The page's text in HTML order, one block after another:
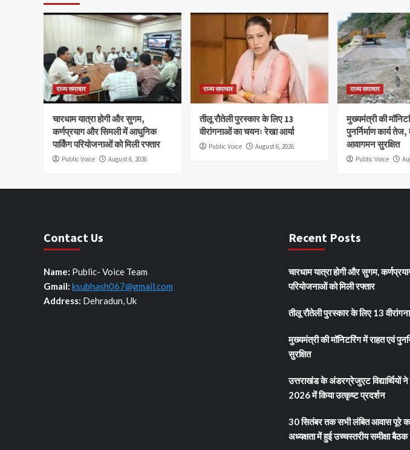
राज्य समाचार
चारधाम यात्रा होगी और सुगम,
कर्णप्रयाग और सिमली में आधुनिक
पार्किंग परियोजनाओं को मिली रफ्तार
Public Voice August 6, 2026
राज्य समाचार
तीलू रौतेली पुरस्कार के लिए 13
वीरांगनाओं का चयनः रेखा आर्या
Public Voice August 6, 2026
राज्य समाचार
मुख्यमंत्री की
पुनर्निर्माण कार्य
आवागमन सुरक्षित
Public Voice
Contact Us
Name: Public- Voice Team
Gmail: ksubhash067@gmail.com
Address: Dehradun, Uk
Recent Posts
चारधाम यात्रा होगी और सुगम,
परियोजनाओं को मिली रफ्तार
तीलू रौतेली पुरस्कार के लिए 13
मुख्यमंत्री की मॉनिटरिंग में राहत एवं
सुरक्षित
उत्तराखंड के अंडरग्रेजुएट
2026 में किया उत्कृष्ट प्रदर्शन
30 सितंबर तक सभी लंबित आवास पूरे
अध्यक्षता में हुई उच्चस्तरीय समीक्षा बैठक